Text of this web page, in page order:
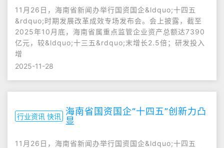
11月26日，海南省新闻办举行国资国企&ldquo;十四五
&rdquo;时期发展改革成效专场发布会。会上披露，截至
2025年10月底，海南省属重点监管企业资产总额达7390
亿元，较&ldquo;十三五&rdquo;末增长2.5倍；研发投入
增
2025-11-28
行业资讯 快讯 海南省国资国企“十四五”创新力凸
显
11月26日，海南省新闻办举行国资国企&ldquo;十四五